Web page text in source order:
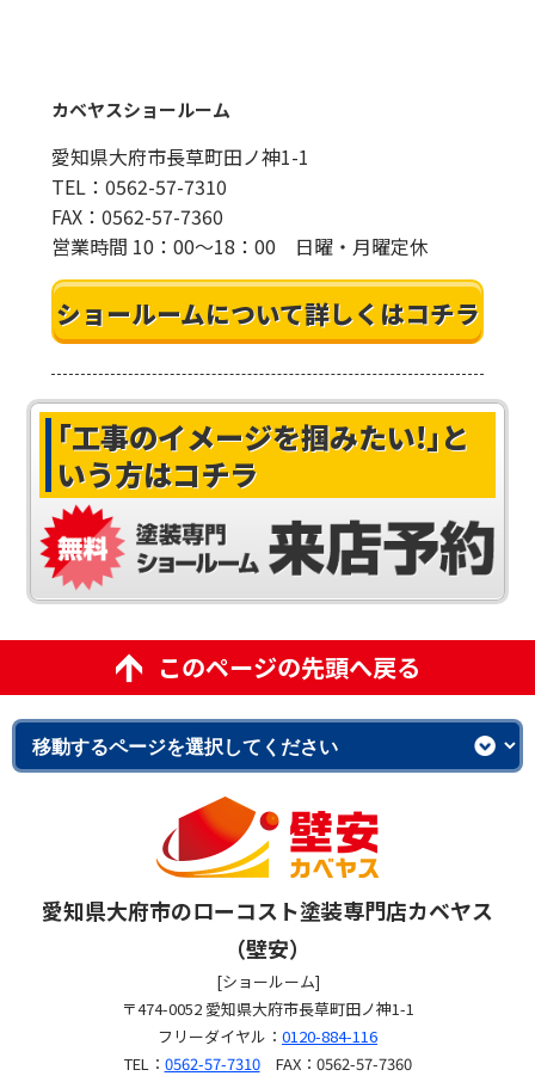
カベヤスショールーム
愛知県大府市長草町田ノ神1-1
TEL：0562-57-7310
FAX：0562-57-7360
営業時間 10：00～18：00 日曜・月曜定休
ショールームについて詳しくはコチラ
｢工事のイメージを掴みたい!｣と
いう方はコチラ
このページの先頭へ戻る
愛知県大府市のローコスト塗装専門店カベヤス
（壁安）
[ショールーム]
〒474-0052 愛知県大府市長草町田ノ神1-1
フリーダイヤル： 0120-884-116
TEL： 0562-57-7310FAX：0562-57-7360